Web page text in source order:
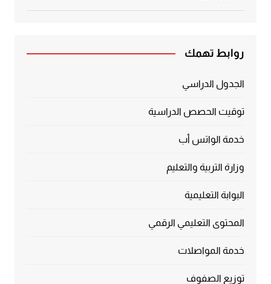
تم التقييم
روابط تهمك
الجدول الدراسي
توقيت الحصص الدراسية
خدمة الواتس أب
وزارة التربية والتعليم
البوابة التعليمية
المحتوى التعليمي الرقمي
خدمة المواصلات
توزيع الصفوف